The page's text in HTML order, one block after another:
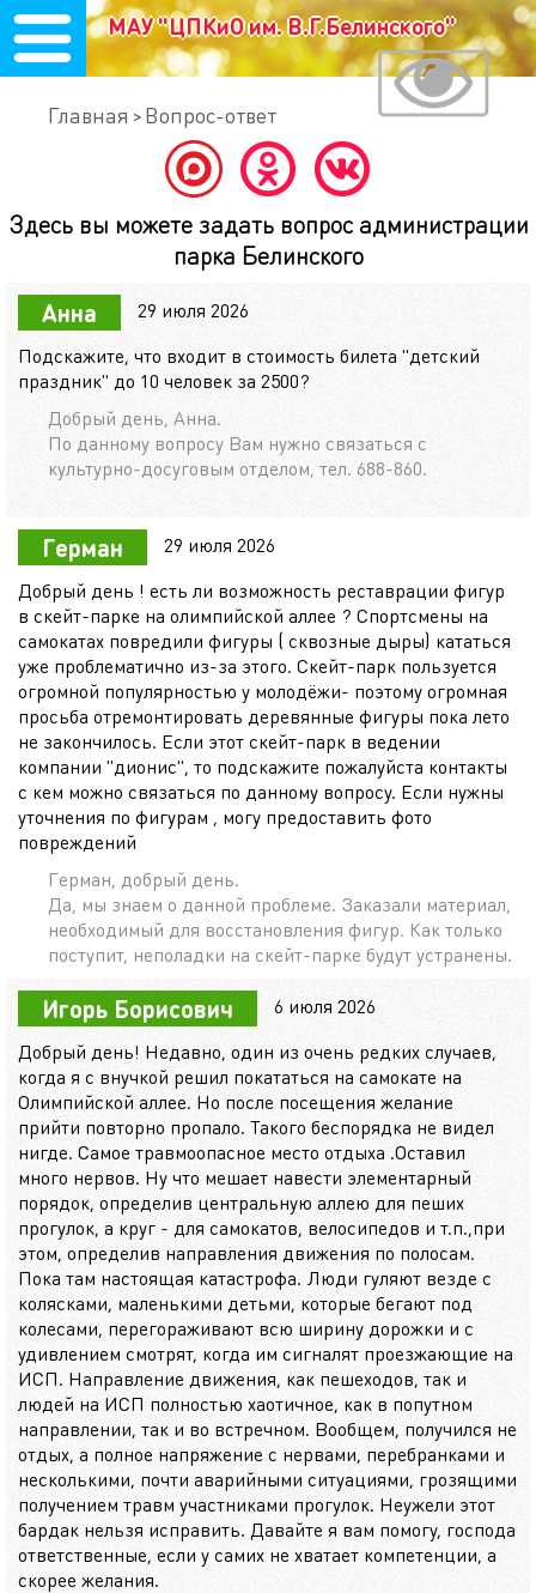
МАУ "ЦПКиО им. В.Г.Белинского"
Главная Вопрос-ответ
Здесь вы можете задать вопрос администрации
парка Белинского
Анна
29 июля 2026
Подскажите, что входит в стоимость билета "детский
праздник" до 10 человек за 2500?
Добрый день, Анна.
По данному вопросу Вам нужно связаться с
культурно-досуговым отделом, тел. 688-860.
Герман
29 июля 2026
Добрый день ! есть ли возможность реставрации фигур
в скейт-парке на олимпийской аллее ? Спортсмены на
самокатах повредили фигуры ( сквозные дыры) кататься
уже проблематично из-за этого. Скейт-парк пользуется
огромной популярностью у молодёжи- поэтому огромная
просьба отремонтировать деревянные фигуры пока лето
не закончилось. Если этот скейт-парк в ведении
компании "дионис", то подскажите пожалуйста контакты
с кем можно связаться по данному вопросу. Если нужны
уточнения по фигурам , могу предоставить фото
повреждений
Герман, добрый день.
Да, мы знаем о данной проблеме. Заказали материал,
необходимый для восстановления фигур. Как только
поступит, неполадки на скейт-парке будут устранены.
Игорь Борисович
6 июля 2026
Добрый день! Недавно, один из очень редких случаев,
когда я с внучкой решил покататься на самокате на
Олимпийской аллее. Но после посещения желание
прийти повторно пропало. Такого беспорядка не видел
нигде. Самое травмоопасное место отдыха .Оставил
много нервов. Ну что мешает навести элементарный
порядок, определив центральную аллею для пеших
прогулок, а круг - для самокатов, велосипедов и т.п.,при
этом, определив направления движения по полосам.
Пока там настоящая катастрофа. Люди гуляют везде с
колясками, маленькими детьми, которые бегают под
колесами, перегораживают всю ширину дорожки и с
удивлением смотрят, когда им сигналят проезжающие на
ИСП. Направление движения, как пешеходов, так и
людей на ИСП полностью хаотичное, как в попутном
направлении, так и во встречном. Вообщем, получился не
отдых, а полное напряжение с нервами, перебранками и
несколькими, почти аварийными ситуациями, грозящими
получением травм участниками прогулок. Неужели этот
бардак нельзя исправить. Давайте я вам помогу, господа
ответственные, если у самих не хватает компетенции, а
скорее желания.